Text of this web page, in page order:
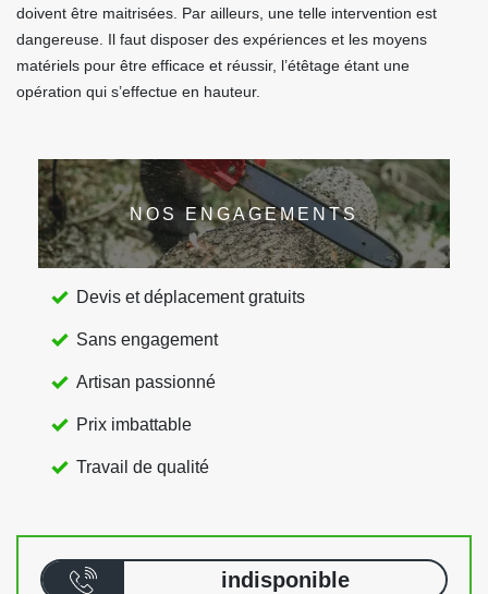
doivent être maitrisées. Par ailleurs, une telle intervention est
dangereuse. Il faut disposer des expériences et les moyens
matériels pour être efficace et réussir, l’étêtage étant une
opération qui s’effectue en hauteur.
NOS ENGAGEMENTS
Devis et déplacement gratuits
Sans engagement
Artisan passionné
Prix imbattable
Travail de qualité
indisponible